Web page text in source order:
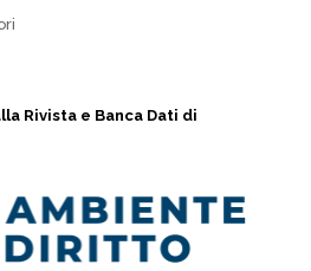
Rivista e Banca Dati di